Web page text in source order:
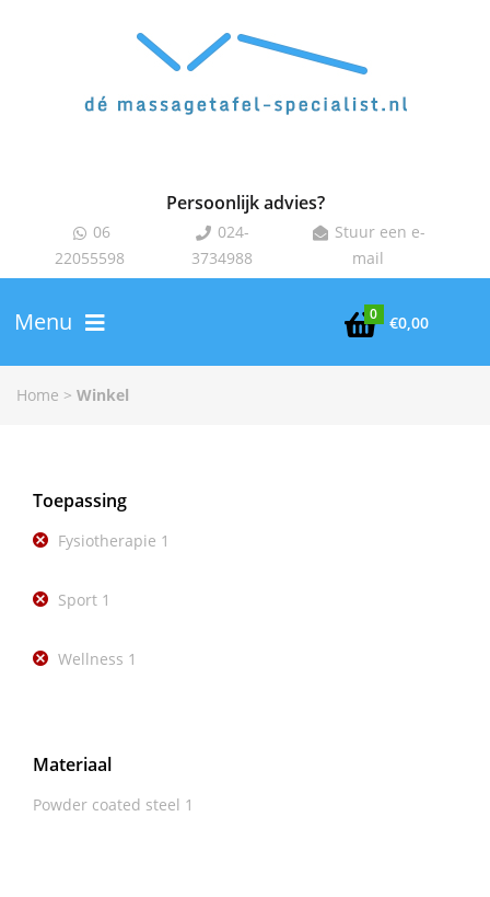
Persoonlijk advies?
 06
22055598
 024-
3734988
 Stuur een e-
mail

0 €0,00
Menu
Home > Winkel
Toepassing
Fysiotherapie 1
Sport 1
Wellness 1
Materiaal
Powder coated steel 1